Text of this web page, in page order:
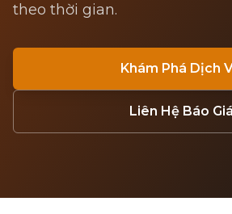
theo thời gian.
Khám Phá Dịch
Liên Hệ Báo Giá